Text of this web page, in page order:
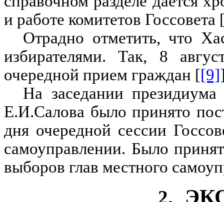
и работе комитетов Госсовета
Отрадно отметить, что
избирателями. Так, 8
очередной прием граждан [[9]
На заседании президиума
Е.И.Салова было принято
дня очередной сессии
самоуправлении. Было
выборов глав местного
2.